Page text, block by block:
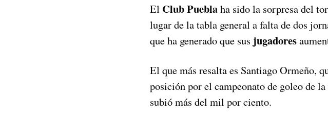
El Club Pueblaha sido la sorpresa del
lugar de la tabla general a falta de dos
que ha generado que sus jugadores
El que más resalta es Santiago Ormeño,
posición por el campeonato de goleo de
subió más del mil por ciento.